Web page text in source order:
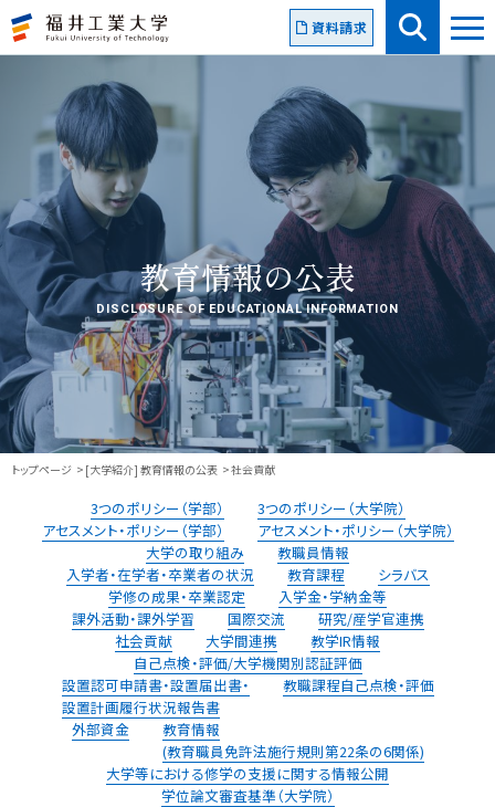
資料請求
教育情報の公表
DISCLOSURE OF EDUCATIONAL INFORMATION
トップページ [大学紹介] 教育情報の公表 社会貢献
3つのポリシー（学部）
3つのポリシー（大学院）
アセスメント・ポリシー（学部）
アセスメント・ポリシー（大学院）
大学の取り組み
教職員情報
⼊学者・在学者・卒業者の状況
教育課程
シラバス
学修の成果・卒業認定
入学金・学納金等
課外活動・課外学習
国際交流
研究/産学官連携
社会貢献
⼤学間連携
教学IR情報
⾃⼰点検・評価/⼤学機関別認証評価
設置認可申請書・設置届出書・
設置計画履⾏状況報告書
教職課程自己点検・評価
外部資⾦
教育情報
(教育職員免許法施行規則第22条の6関係)
大学等における修学の支援に関する情報公開
学位論⽂審査基準（⼤学院）